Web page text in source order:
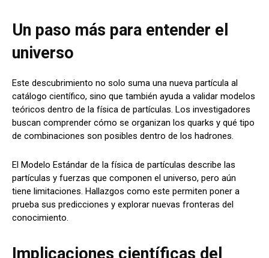
Un paso más para entender el
universo
Este descubrimiento no solo suma una nueva partícula al
catálogo científico, sino que también ayuda a validar modelos
teóricos dentro de la física de partículas. Los investigadores
buscan comprender cómo se organizan los quarks y qué tipo
de combinaciones son posibles dentro de los hadrones.
El Modelo Estándar de la física de partículas describe las
partículas y fuerzas que componen el universo, pero aún
tiene limitaciones. Hallazgos como este permiten poner a
prueba sus predicciones y explorar nuevas fronteras del
conocimiento.
Implicaciones científicas del